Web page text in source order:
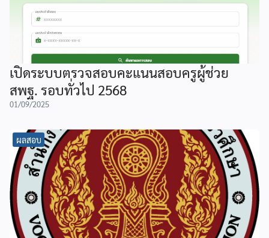
เปิดระบบตรวจสอบคะแนนสอบครูผู้ช่วย
สพฐ. รอบทั่วไป 2568
01/09/2025
ผลสอบ